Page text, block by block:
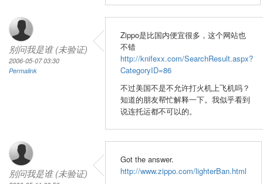
别问我是谁 (未验证)
2006-05-07 03:30
Permalink
Zippo是比国内便宜很多，这个网站也
不错
http://knifexx.com/SearchResult.aspx?
CategoryID=86
不过美国不是不允许打火机上飞机吗？
知道的朋友帮忙解释一下。我似乎看到
说连托运都不可以的。
别问我是谁 (未验证)
Got the answer.
http://www.zippo.com/lighterBan.html